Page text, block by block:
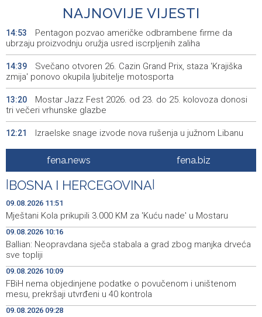
NAJNOVIJE VIJESTI
14:53
Pentagon pozvao američke odbrambene firme da
ubrzaju proizvodnju oružja usred iscrpljenih zaliha
14:39
Svečano otvoren 26. Cazin Grand Prix, staza 'Krajiška
zmija' ponovo okupila ljubitelje motosporta
13:20
Mostar Jazz Fest 2026. od 23. do 25. kolovoza donosi
tri večeri vrhunske glazbe
12:21 Izraelske snage izvode nova rušenja u južnom Libanu
Mještani Kola prikupili 3.000 KM za 'Kuću nade' u
11:37
Sutra u Sarajevu akcija darivanja krvi - Daruj krv, budi
opet njihov heroj
11:17
BiH među zapaženijim učesnicima CIGRE u Parizu - AI i
energetska tranzicija u fokusu
10:28
Pezer već sutra nastupa u kvalifikacijama, vjeruje da će i
navečer biti u finalu EP-a u Birminghamu
10:16
Ballian: Neopravdana sječa stabala a grad zbog manjka
drveća sve topliji
fena.news fena.biz
BOSNA I HERCEGOVINA
09.08.2026 11:51
Mještani Kola prikupili 3.000 KM za 'Kuću nade' u Mostaru
09.08.2026 10:16
Ballian: Neopravdana sječa stabala a grad zbog manjka drveća
sve topliji
09.08.2026 10:09
FBiH nema objedinjene podatke o povučenom i uništenom
mesu, prekršaji utvrđeni u 40 kontrola
09.08.2026 09:28